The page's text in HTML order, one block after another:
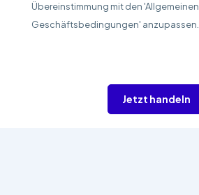
Übereinstimmung mit den 'Allgemeinen
Geschäftsbedingungen' anzupassen.
Jetzt handeln